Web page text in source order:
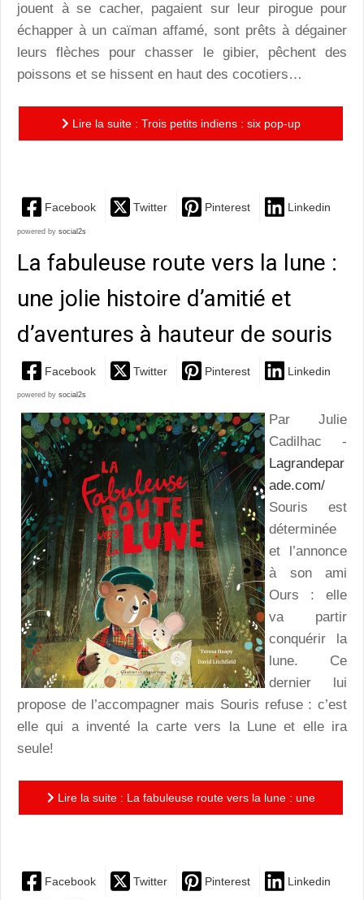
jouent à se cacher, pagaient sur leur pirogue pour
échapper à un caïman affamé, sont prêts à dégainer
leurs flèches pour chasser le gibier, pêchent des
poissons et se hissent en haut des cocotiers…
Lire la suite : Trois petits indiens : six pop-up
Facebook Twitter Pinterest Linkedin
powered by social2s
La fabuleuse route vers la lune :
une jolie histoire d’amitié et
d’aventures à hauteur de souris
Facebook Twitter Pinterest Linkedin
powered by social2s
Par Julie
Cadilhac -
Lagrandepar
ade.com/
Souris est
déterminée
et l’annonce
à son ami
Ours : elle
va partir
conquérir la
lune. Ce
dernier lui
propose de l’accompagner mais Souris refuse : c’est
elle qui a inventé la carte vers la Lune et elle ira
seule!
Lire la suite : La fabuleuse route vers la lune : une
Facebook Twitter Pinterest Linkedin